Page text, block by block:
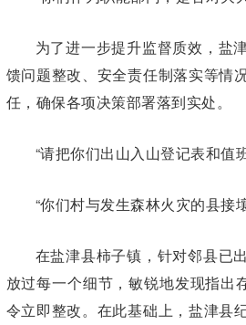
为了进一步提升监督质效，盐
馈问题整改、安全责任制落实等情
任，确保各项决策部署落到实处。
“请把你们出山入山登记表和值
“你们村与发生森林火灾的县接
在盐津县柿子镇，针对邻县已
放过每一个细节，敏锐地发现指出
令立即整改。在此基础上，盐津县